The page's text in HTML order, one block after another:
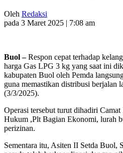
Oleh Redaksi
pada 3 Maret 2025 | 7:08 am
Buol –Respon cepat terhadap
harga Gas LPG 3 kg yang saat ini
kabupaten Buol oleh Pemda
guna memastikan distribusi berjalan
(3/3/2025).
Operasi tersebut turut dihadiri
Hukum ,Plt Bagian Ekonomi, lurah
perizinan.
Sementara itu, Asiten II Setda Buol,